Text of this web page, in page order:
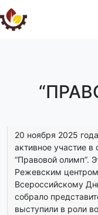
20 ноября 2025
активное участие
“Правовой олимп”.
Режевским
Всероссийскому
собрало
выступили в роли